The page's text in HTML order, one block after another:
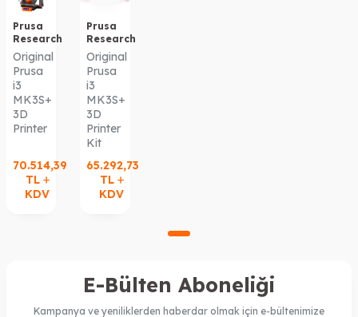
Prusa
Research
Original
Prusa
i3
MK3S+
3D
Printer
70.514,39
TL
KDV
Prusa
Research
Original
Prusa
i3
MK3S+
3D
Printer
Kit
65.292,73
TL
KDV
E-Bülten Aboneliği
Kampanya ve yeniliklerden haberdar olmak için e-bültenimize